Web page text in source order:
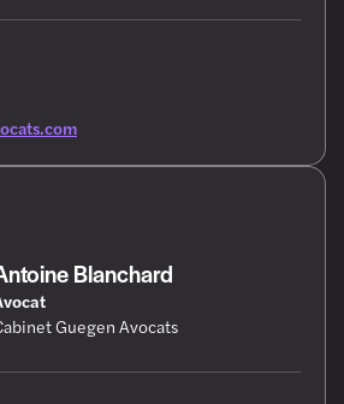
Blanchard
Guegen Avocats